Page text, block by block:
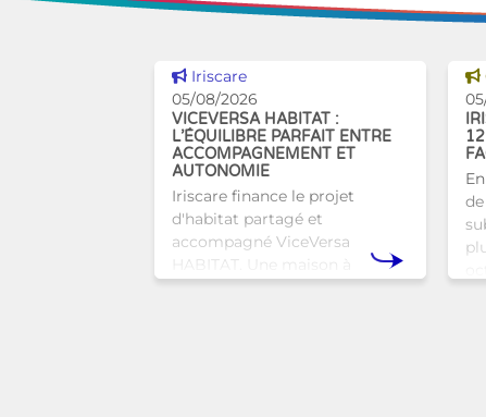
Voir cette news
Iriscare
05/08/2026
VICEVERSA HABITAT :
L’ÉQUILIBRE PARFAIT ENTRE
ACCOMPAGNEMENT ET
AUTONOMIE
Iriscare finance le projet
d'habitat partagé et
accompagné ViceVersa
HABITAT. Une maison à